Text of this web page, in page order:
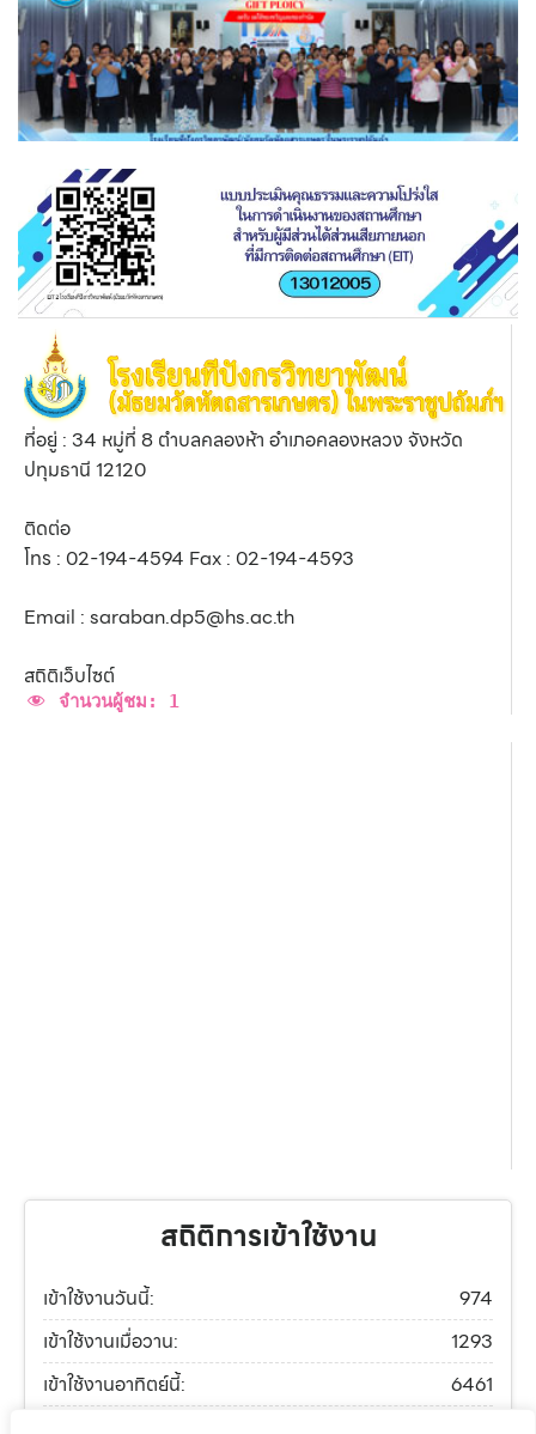
ที่อยู่ : 34 หมู่ที่ 8 ตำบลคลองห้า อำเภอคลองหลวง จังหวัด
ปทุมธานี 12120
ติดต่อ
โทร : 02-194-4594 Fax : 02-194-4593
Email : saraban.dp5@hs.ac.th
สถิติเว็บไซต์
จำนวนผู้ชม: 1
สถิติการเข้าใช้งาน
เข้าใช้งานวันนี้:
974
เข้าใช้งานเมื่อวาน:
1293
เข้าใช้งานอาทิตย์นี้:
6461